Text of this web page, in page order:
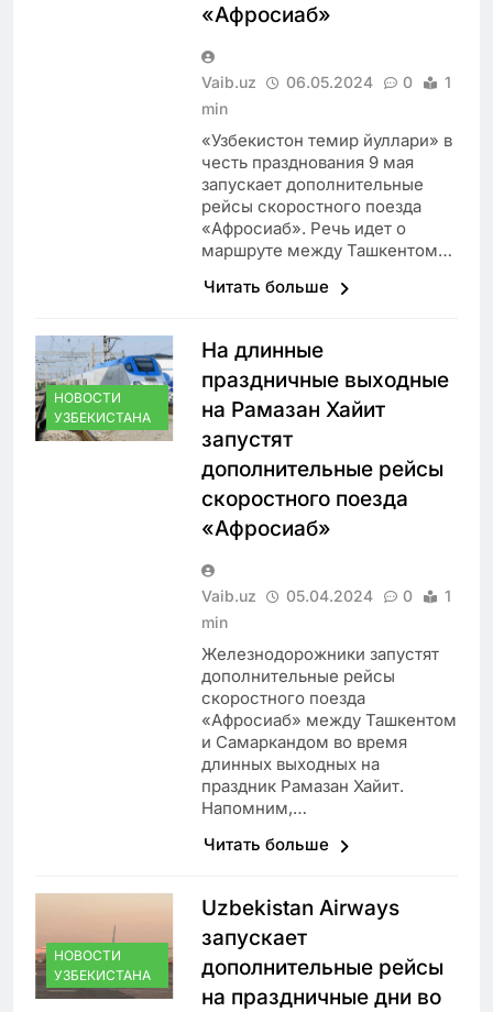
«Афросиаб»
Vaib.uz 06.05.2024 0
1
min
«Узбекистон темир йуллари» в
честь празднования 9 мая
запускает дополнительные
рейсы скоростного поезда
«Афросиаб». Речь идет о
маршруте между Ташкентом…
Читать больше
НОВОСТИ
УЗБЕКИСТАНА
На длинные
праздничные выходные
на Рамазан Хайит
запустят
дополнительные рейсы
скоростного поезда
«Афросиаб»
Vaib.uz 05.04.2024 0
1
min
Железнодорожники запустят
дополнительные рейсы
скоростного поезда
«Афросиаб» между Ташкентом
и Самаркандом во время
длинных выходных на
праздник Рамазан Хайит.
Напомним,…
Читать больше
НОВОСТИ
УЗБЕКИСТАНА
Uzbekistan Airways
запускает
дополнительные рейсы
на праздничные дни во